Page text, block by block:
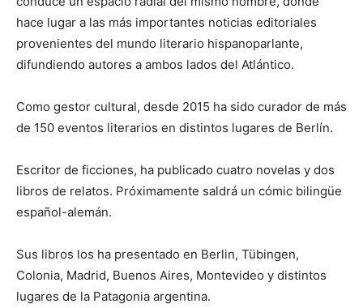
hace lugar a las más importantes noticias editoriales
provenientes del mundo literario hispanoparlante,
difundiendo autores a ambos lados del Atlántico.
Como gestor cultural, desde 2015 ha sido curador de más
de 150 eventos literarios en distintos lugares de Berlín.
Escritor de ficciones, ha publicado cuatro novelas y dos
libros de relatos. Próximamente saldrá un cómic bilingüe
español-alemán.
Sus libros los ha presentado en Berlin, Tübingen,
Colonia, Madrid, Buenos Aires, Montevideo y distintos
lugares de la Patagonia argentina.